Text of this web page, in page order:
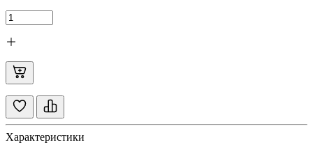
Характеристики